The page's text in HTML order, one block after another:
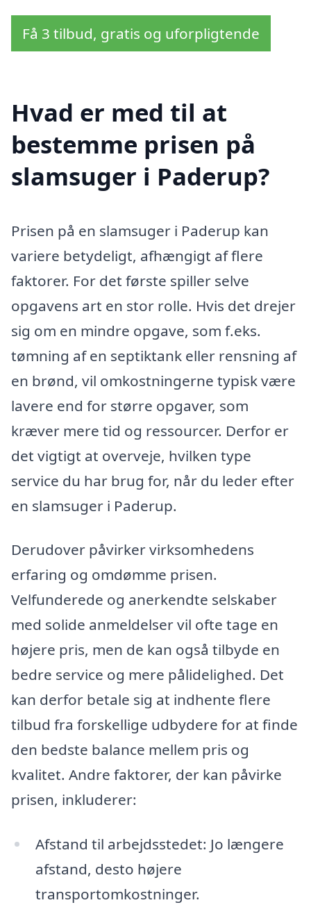
Få 3 tilbud, gratis og uforpligtende
Hvad er med til at
bestemme prisen på
slamsuger i Paderup?
Prisen på en slamsuger i Paderup kan
variere betydeligt, afhængigt af flere
faktorer. For det første spiller selve
opgavens art en stor rolle. Hvis det drejer
sig om en mindre opgave, som f.eks.
tømning af en septiktank eller rensning af
en brønd, vil omkostningerne typisk være
lavere end for større opgaver, som
kræver mere tid og ressourcer. Derfor er
det vigtigt at overveje, hvilken type
service du har brug for, når du leder efter
en slamsuger i Paderup.
Derudover påvirker virksomhedens
erfaring og omdømme prisen.
Velfunderede og anerkendte selskaber
med solide anmeldelser vil ofte tage en
højere pris, men de kan også tilbyde en
bedre service og mere pålidelighed. Det
kan derfor betale sig at indhente flere
tilbud fra forskellige udbydere for at finde
den bedste balance mellem pris og
kvalitet. Andre faktorer, der kan påvirke
prisen, inkluderer:
Afstand til arbejdsstedet: Jo længere
afstand, desto højere
transportomkostninger.